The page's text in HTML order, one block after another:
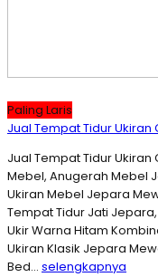
Paling Laris
Jual Tempat Tidur Ukiran
Jual Tempat Tidur
Mebel, Anugerah Mebel
Ukiran Mebel Jepara
Tempat Tidur Jati
Ukir Warna Hitam
Ukiran Klasik Jepara
Bed… selengkapnya